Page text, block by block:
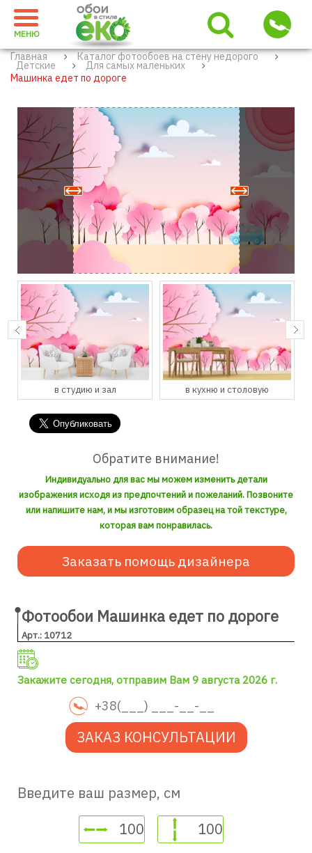
МЕНЮ
Главная Каталог фотообоев на стену недорого
Детские
Для самых маленьких
Машинка едет по дороге
в студию и зал в кухню и столовую
Обратите внимание!
Индивидуально для вас мы можем изменить детали
изображения исходя из предпочтений и пожеланий. Позвоните
или напишите нам, и мы изготовим образец на той текстуре,
которая вам понравилась.
Заказать помощь дизайнера
Фотообои Машинка едет по дороге
Арт.: 10712
Закажите сегодня, отправим Вам 9 августа 2026 г.
ЗАКАЗ КОНСУЛЬТАЦИИ
Введите ваш размер, см